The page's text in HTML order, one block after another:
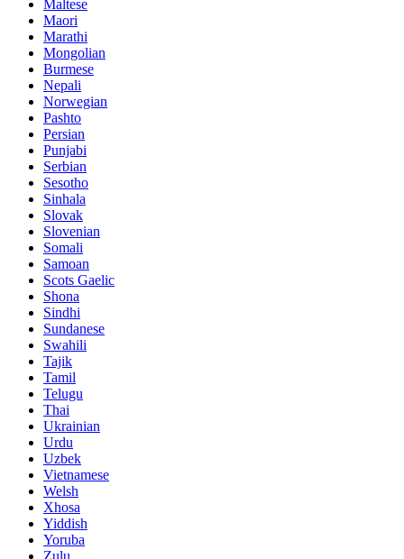
Maltese
Maori
Marathi
Mongolian
Burmese
Nepali
Norwegian
Pashto
Persian
Punjabi
Serbian
Sesotho
Sinhala
Slovak
Slovenian
Somali
Samoan
Scots Gaelic
Shona
Sindhi
Sundanese
Swahili
Tajik
Tamil
Telugu
Thai
Ukrainian
Urdu
Uzbek
Vietnamese
Welsh
Xhosa
Yiddish
Yoruba